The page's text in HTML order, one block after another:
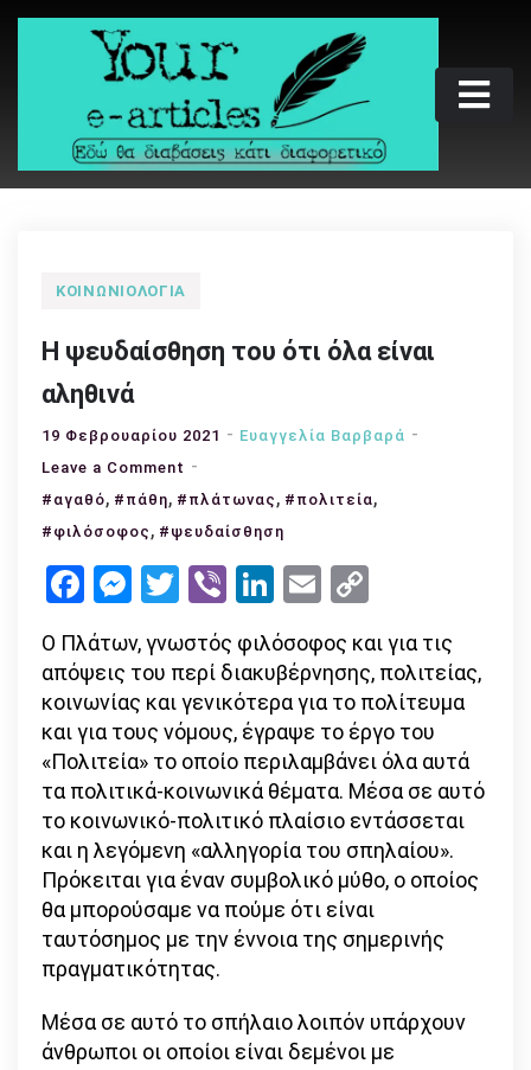
Skip
Your e-articles
Εδώ θα διαβάσεις κάτι διαφορετικό
ΚΟΙΝΩΝΙΟΛΟΓΊΑ
Η ψευδαίσθηση του ότι όλα είναι
αληθινά
19 Φεβρουαρίου 2021
Ευαγγελία Βαρβαρά
Leave a Comment on
Η
ψευδαίσθηση
ότι
είναι
αληθινά
#αγαθό, #πάθη, #πλάτωνας , #πολιτεία,
#φιλόσοφος , #ψευδαίσθηση
Facebook
Messenger
Twitter
ViberLinkedIn
Email
Ο Πλάτων, γνωστός φιλόσοφος και για τις
απόψεις του περί διακυβέρνησης, πολιτείας,
κοινωνίας και γενικότερα για το πολίτευμα
και για τους νόμους, έγραψε το έργο του
«Πολιτεία» το οποίο περιλαμβάνει όλα αυτά
τα πολιτικά-κοινωνικά θέματα. Μέσα σε αυτό
το κοινωνικό-πολιτικό πλαίσιο εντάσσεται
και η λεγόμενη «αλληγορία του σπηλαίου».
Πρόκειται για έναν συμβολικό μύθο, ο οποίος
θα μπορούσαμε να πούμε ότι είναι
ταυτόσημος με την έννοια της σημερινής
πραγματικότητας.
Μέσα σε αυτό το σπήλαιο λοιπόν υπάρχουν
άνθρωποι οι οποίοι είναι δεμένοι με